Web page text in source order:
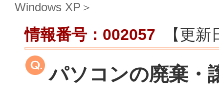
Windows XP＞
情報番号：002057 【更新
パソコンの廃棄・